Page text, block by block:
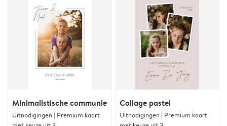
Minimalistische communie
Uitnodigingen | Premium kaart
Collage pastel
Uitnodigingen | Premium kaart